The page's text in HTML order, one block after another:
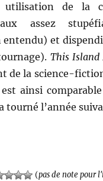
utilisation de la
assez
entendu) et
This Island
de la science-
ainsi
tourné l’année
(pas de note pour